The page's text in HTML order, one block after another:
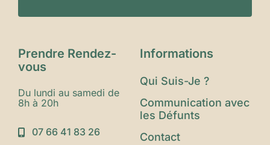
Prendre Rendez-
vous
Du lundi au samedi de
8h à 20h
07 66 41 83 26
Informations
Qui Suis-Je ?
Communication avec
les Défunts
Contact